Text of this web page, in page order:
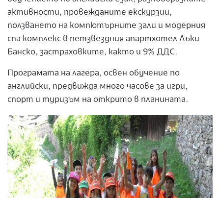
активности, провежданите екскурзии,
ползването на компютърните зали и модерния
спа комплекс в петзвездния апартхотел Лъки
Банско, застраховките, както и 9% ДДС.
Програмата на лагера, освен обучение по
английски, предвижда много часове за игри,
спорт и туризъм на открито в планината.